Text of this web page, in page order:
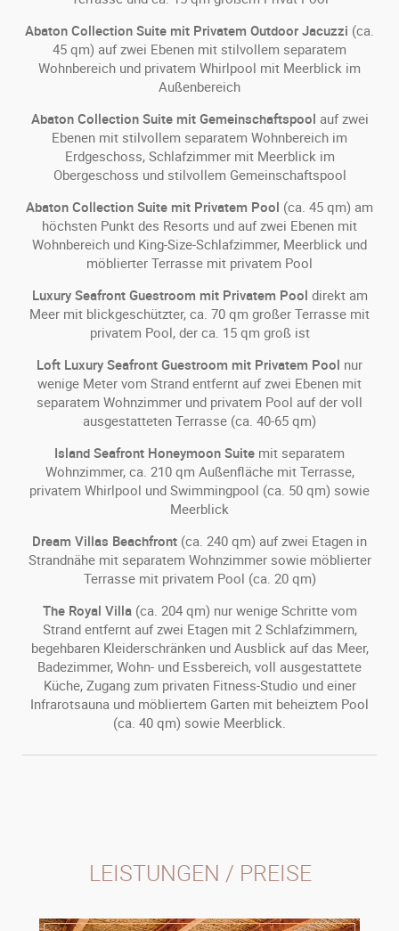
Abaton Collection Suite mit Privatem Outdoor Jacuzzi (ca.
45 qm) auf zwei Ebenen mit stilvollem separatem
Wohnbereich und privatem Whirlpool mit Meerblick im
Außenbereich
Abaton Collection Suite mit Gemeinschaftspool auf zwei
Ebenen mit stilvollem separatem Wohnbereich im
Erdgeschoss, Schlafzimmer mit Meerblick im
Obergeschoss und stilvollem Gemeinschaftspool
Abaton Collection Suite mit Privatem Pool (ca. 45 qm) am
höchsten Punkt des Resorts und auf zwei Ebenen mit
Wohnbereich und King-Size-Schlafzimmer, Meerblick und
möblierter Terrasse mit privatem Pool
Luxury Seafront Guestroom mit Privatem Pool direkt am
Meer mit blickgeschützter, ca. 70 qm großer Terrasse mit
privatem Pool, der ca. 15 qm groß ist
Loft Luxury Seafront Guestroom mit Privatem Pool nur
wenige Meter vom Strand entfernt auf zwei Ebenen mit
separatem Wohnzimmer und privatem Pool auf der voll
ausgestatteten Terrasse (ca. 40-65 qm)
Island Seafront Honeymoon Suite mit separatem
Wohnzimmer, ca. 210 qm Außenfläche mit Terrasse,
privatem Whirlpool und Swimmingpool (ca. 50 qm) sowie
Meerblick
Dream Villas Beachfront (ca. 240 qm) auf zwei Etagen in
Strandnähe mit separatem Wohnzimmer sowie möblierter
Terrasse mit privatem Pool (ca. 20 qm)
The Royal Villa (ca. 204 qm) nur wenige Schritte vom
Strand entfernt auf zwei Etagen mit 2 Schlafzimmern,
begehbaren Kleiderschränken und Ausblick auf das Meer,
Badezimmer, Wohn- und Essbereich, voll ausgestattete
Küche, Zugang zum privaten Fitness-Studio und einer
Infrarotsauna und möbliertem Garten mit beheiztem Pool
(ca. 40 qm) sowie Meerblick.
LEISTUNGEN / PREISE